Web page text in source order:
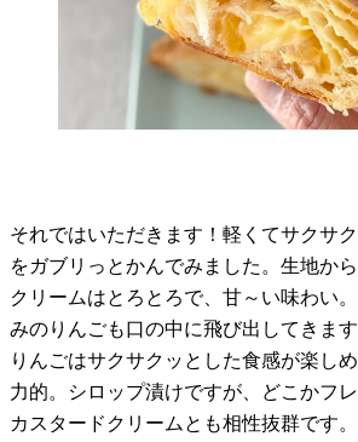
それではいただきます！軽くてサクサ
をガブリっとかんでみました。生地か
クリームはとろとろで、甘～い味わい
みのりんごも口の中に飛び出してきます
りんごはサクサクッとした食感が楽し
力的。シロップ漬けですが、どこかフ
カスタードクリームとも相性抜群です